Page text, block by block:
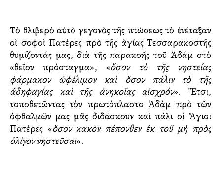
Τὸ θλιβερὸ αὐτὸ γεγονὸς τῆς πτώσεως τὸ ἐνέταξαν
οἱ σοφοὶ Πατέρες πρὸ τῆς ἁγίας Τεσσαρακοστῆς
θυμίζοντάς μας, διὰ τῆς παρακοῆς τοῦ Ἀδάμ στὸ
«θεῖον πρόσταγμα», «ὅσον τὸ τῆς νηστείας
φάρμακον ὠφέλιμον καὶ ὅσον πάλιν τὸ τῆς
ἀδηφαγίας καὶ τῆς ἀνηκοΐας αἰσχρόν». Ἔτσι,
τοποθετῶντας τὸν πρωτόπλαστο Ἀδὰμ πρὸ τῶν
ὀφθαλμῶν μας μᾶς διδάσκουν καὶ πάλι οἱ Ἅγιοι
Πατέρες «ὅσον κακὸν πέπονθεν ἐκ τοῦ μὴ πρὸς
ὀλίγον νηστεῦσαι».